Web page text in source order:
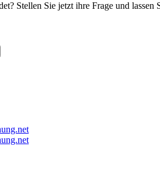
Stellen Sie jetzt ihre Frage und